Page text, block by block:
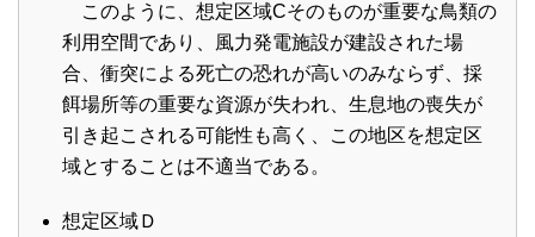
このように、想定区域Cそのものが重要な鳥類の
利用空間であり、風力発電施設が建設された場
合、衝突による死亡の恐れが高いのみならず、採
餌場所等の重要な資源が失われ、生息地の喪失が
引き起こされる可能性も高く、この地区を想定区
域とすることは不適当である。
想定区域Ｄ